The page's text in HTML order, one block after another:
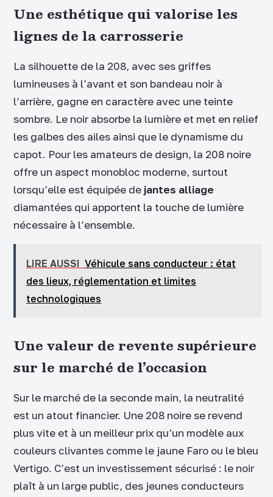
Une esthétique qui valorise les
lignes de la carrosserie
La silhouette de la 208, avec ses griffes
lumineuses à l’avant et son bandeau noir à
l’arrière, gagne en caractère avec une teinte
sombre. Le noir absorbe la lumière et met en relief
les galbes des ailes ainsi que le dynamisme du
capot. Pour les amateurs de design, la 208 noire
offre un aspect monobloc moderne, surtout
lorsqu’elle est équipée de jantes alliage
diamantées qui apportent la touche de lumière
nécessaire à l’ensemble.
LIRE AUSSI Véhicule sans conducteur : état
des lieux, réglementation et limites
technologiques
Une valeur de revente supérieure
sur le marché de l’occasion
Sur le marché de la seconde main, la neutralité
est un atout financier. Une 208 noire se revend
plus vite et à un meilleur prix qu’un modèle aux
couleurs clivantes comme le jaune Faro ou le bleu
Vertigo. C’est un investissement sécurisé : le noir
plaît à un large public, des jeunes conducteurs